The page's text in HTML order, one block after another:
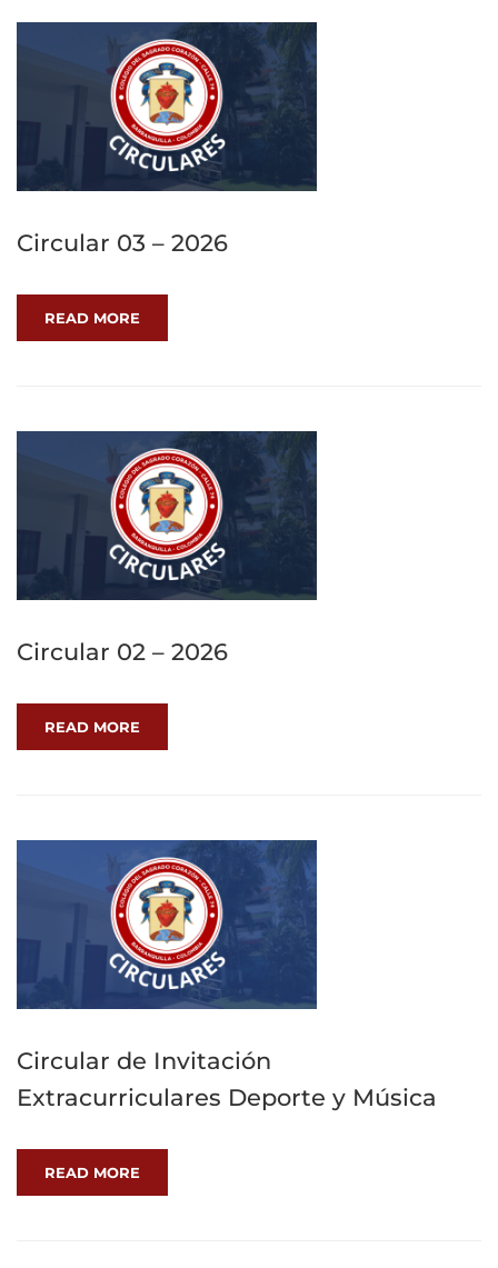
Circular 03 – 2026
READ MORE
Circular 02 – 2026
READ MORE
Circular de Invitación
Extracurriculares Deporte y Música
READ MORE